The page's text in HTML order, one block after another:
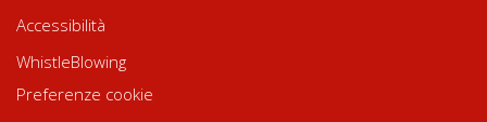
Accessibilità
WhistleBlowing
Preferenze cookie